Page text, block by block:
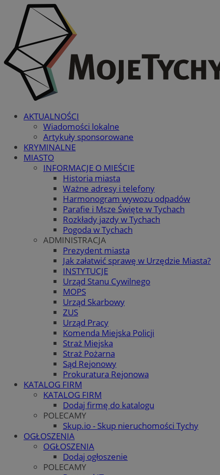
AKTUALNOŚCI
Wiadomości lokalne
Artykuły sponsorowane
KRYMINALNE
MIASTO
INFORMACJE O MIEŚCIE
Historia miasta
Ważne adresy i telefony
Harmonogram wywozu odpadów
Parafie i Msze Święte w Tychach
Rozkłady jazdy w Tychach
Pogoda w Tychach
ADMINISTRACJA
Prezydent miasta
Jak załatwić sprawę w Urzędzie Miasta?
INSTYTUCJE
Urząd Stanu Cywilnego
MOPS
Urząd Skarbowy
ZUS
Urząd Pracy
Komenda Miejska Policji
Straż Miejska
Straż Pożarna
Sąd Rejonowy
Prokuratura Rejonowa
KATALOG FIRM
KATALOG FIRM
Dodaj firmę do katalogu
POLECAMY
Skup.io - Skup nieruchomości Tychy
OGŁOSZENIA
OGŁOSZENIA
Dodaj ogłoszenie
POLECAMY